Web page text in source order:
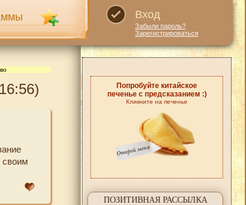
Вход
Забыли пароль?
Зарегистрироваться
своим
Попробуйте китайское
печенье с предсказанием :)
Кликните на печенье
ПОЗИТИВНАЯ РАССЫЛКА